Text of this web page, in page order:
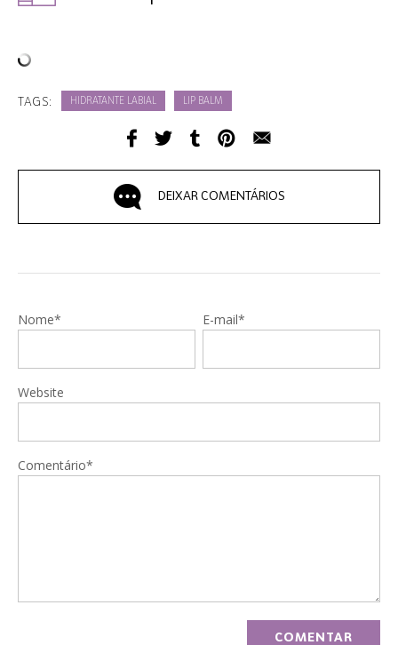
TAGS: HIDRATANTE LABIAL LIP BALM
DEIXAR COMENTÁRIOS
Nome* E-mail*
Website
Comentário*